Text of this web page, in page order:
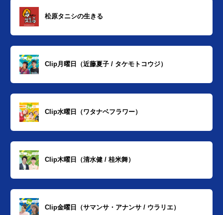
松原タニシの生きる
Clip月曜日（近藤夏子 / タケモトコウジ）
Clip水曜日（ワタナベフラワー）
Clip木曜日（清水健 / 桂米舞）
Clip金曜日（サマンサ・アナンサ / ウラリエ）